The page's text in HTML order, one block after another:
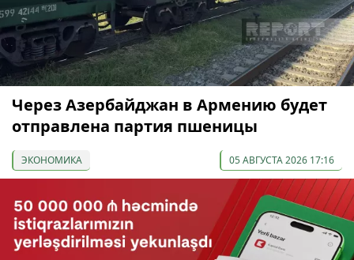
Через Азербайджан в Армению будет
отправлена партия пшеницы
ЭКОНОМИКА 05 АВГУСТА 2026 17:16